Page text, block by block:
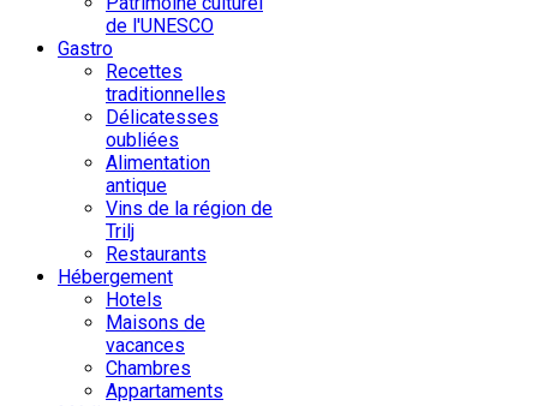
de l'UNESCO
Gastro
Recettes
traditionnelles
Délicatesses
oubliées
Alimentation
antique
Vins de la région de
Trilj
Restaurants
Hébergement
Hotels
Maisons de
vacances
Chambres
Appartaments